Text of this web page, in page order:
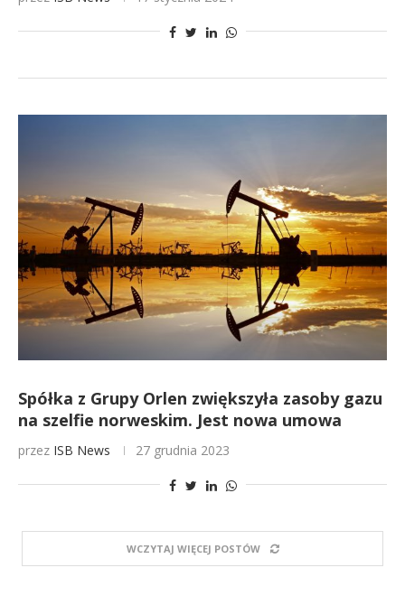
Spółka z Grupy Orlen zwiększyła zasoby gazu
na szelfie norweskim. Jest nowa umowa
przez ISB News 27 grudnia 2023
WCZYTAJ WIĘCEJ POSTÓW